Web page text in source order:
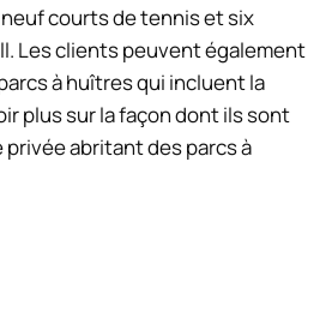
courts de tennis et six
Les clients peuvent également
à huîtres qui incluent la
plus sur la façon dont ils sont
privée abritant des parcs à